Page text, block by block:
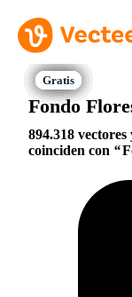
Fondo
894.318
coinciden con